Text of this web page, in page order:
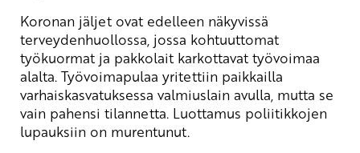
Koronan jäljet ovat edelleen näkyvissä
terveydenhuollossa, jossa kohtuuttomat
työkuormat ja pakkolait karkottavat työvoimaa
alalta. Työvoimapulaa yritettiin paikkailla
varhaiskasvatuksessa valmiuslain avulla, mutta se
vain pahensi tilannetta. Luottamus poliitikkojen
lupauksiin on murentunut.